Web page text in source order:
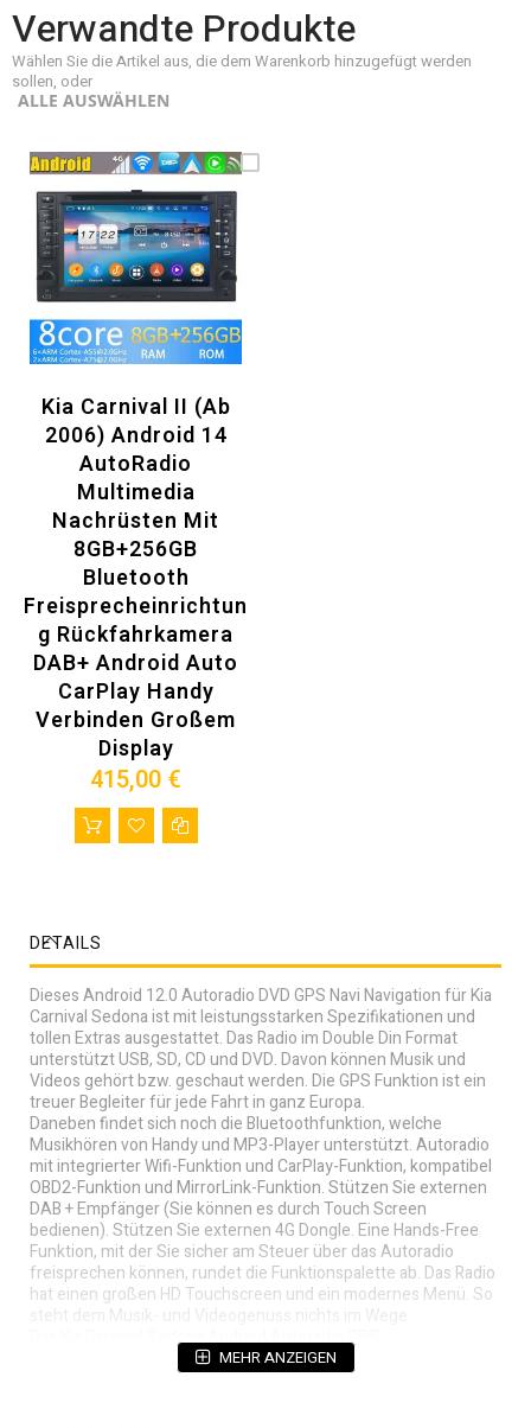
Verwandte Produkte
Wählen Sie die Artikel aus, die dem Warenkorb hinzugefügt werden
sollen, oder
ALLE AUSWÄHLEN
Kia Carnival II (Ab
2006) Android 14
AutoRadio
Multimedia
Nachrüsten Mit
8GB+256GB
Bluetooth
Freisprecheinrichtun
G​ Rückfahrkamera
DAB+ Android Auto
CarPlay Handy
Verbinden​ Großem
Display
415,00 €
DETAILS
Dieses Android 12.0 Autoradio DVD GPS Navi Navigation für Kia
Carnival Sedona ist mit leistungsstarken Spezifikationen und
tollen Extras ausgestattet. Das Radio im Double Din Format
unterstützt USB, SD, CD und DVD. Davon können Musik und
Videos gehört bzw. geschaut werden. Die GPS Funktion ist ein
treuer Begleiter für jede Fahrt in ganz Europa.
Daneben findet sich noch die Bluetoothfunktion, welche
Musikhören von Handy und MP3-Player unterstützt. Autoradio
mit integrierter Wifi-Funktion und CarPlay-Funktion, kompatibel
OBD2-Funktion und MirrorLink-Funktion. Stützen Sie externen
DAB + Empfänger (Sie können es durch Touch Screen
bedienen). Stützen Sie externen 4G Dongle. Eine Hands-Free
Funktion, mit der Sie sicher am Steuer über das Autoradio
freisprechen können, rundet die Funktionspalette ab. Das Radio
hat einen großen HD Touchscreen und ein modernes Menü. So
steht dem Musik- und Videogenuss nichts im Wege.
Das Kia Carnival Sedona Android Autoradio GPS
Navigationssystem passt nahtlos in den 2-DIN-Schacht Ihres
MEHR ANZEIGEN